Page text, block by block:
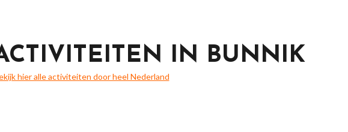
IN BUNNIK
hier alle activiteiten door heel Nederland